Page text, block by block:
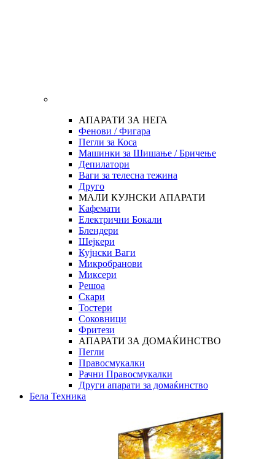
АПАРАТИ ЗА НЕГА
Фенови / Фигара
Пегли за Коса
Машинки за Шишање / Бричење
Депилатори
Ваги за телесна тежина
Друго
МАЛИ КУЈНСКИ АПАРАТИ
Кафемати
Електрични Бокали
Блендери
Шејкери
Кујнски Ваги
Микробранови
Миксери
Решоа
Скари
Тостери
Соковници
Фритези
АПАРАТИ ЗА ДОМАЌИНСТВО
Пегли
Правосмукалки
Рачни Правосмукалки
Други апарати за домаќинство
Бела Техника